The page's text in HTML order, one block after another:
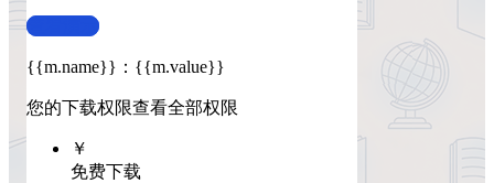
查看演示
{{m.name}} ： {{m.value}}
您的下载权限查看全部权限
￥
免费下载